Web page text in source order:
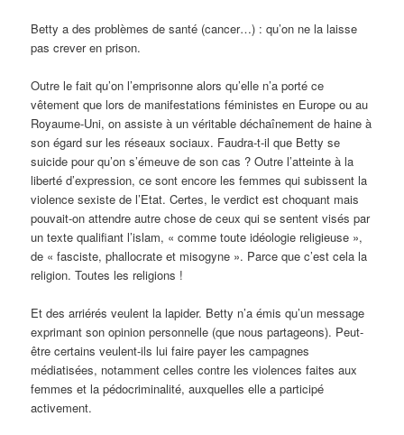
Betty a des problèmes de santé (cancer…) : qu’on ne la laisse
pas crever en prison.
Outre le fait qu’on l’emprisonne alors qu’elle n’a porté ce
vêtement que lors de manifestations féministes en Europe ou au
Royaume-Uni, on assiste à un véritable déchaînement de haine à
son égard sur les réseaux sociaux. Faudra-t-il que Betty se
suicide pour qu’on s’émeuve de son cas ? Outre l’atteinte à la
liberté d’expression, ce sont encore les femmes qui subissent la
violence sexiste de l’Etat. Certes, le verdict est choquant mais
pouvait-on attendre autre chose de ceux qui se sentent visés par
un texte qualifiant l’islam, « comme toute idéologie religieuse »,
de « fasciste, phallocrate et misogyne ». Parce que c’est cela la
religion. Toutes les religions !
Et des arriérés veulent la lapider. Betty n’a émis qu’un message
exprimant son opinion personnelle (que nous partageons). Peut-
être certains veulent-ils lui faire payer les campagnes
médiatisées, notamment celles contre les violences faites aux
femmes et la pédocriminalité, auxquelles elle a participé
activement.